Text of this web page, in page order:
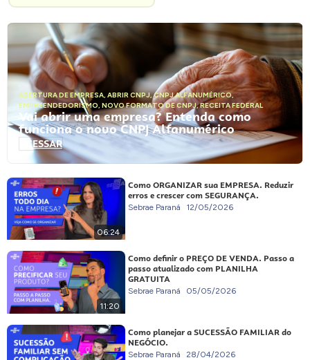
ABERTURA DE EMPRESA, ABRIR CNPJ,CNPJ ALFANUMÉRICO,
EMPREENDEDORISMO, NOVO FORMATO DE CNPJ,RECEITA FEDERAL
Vai abrir uma empresa? Entenda como
funciona o novo CNPJ Alfanumérico
ACESSAR
06:24
Como ORGANIZAR sua EMPRESA. Reduzir
erros e crescer com SEGURANÇA.
Sebrae Paraná 12/05/2026
11:20
Como definir o PREÇO DE VENDA. Passo a
passo atualizado com PLANILHA
GRATUITA
Sebrae Paraná 05/05/2026
Como planejar a SUCESSÃO FAMILIAR do
NEGÓCIO.
Sebrae Paraná 28/04/2026